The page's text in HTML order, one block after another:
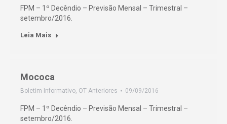
FPM – 1º Decêndio – Previsão Mensal – Trimestral –
setembro/2016.
Leia Mais
Mococa
Boletim Informativo, OT Anteriores 09/09/2016
FPM – 1º Decêndio – Previsão Mensal – Trimestral –
setembro/2016.